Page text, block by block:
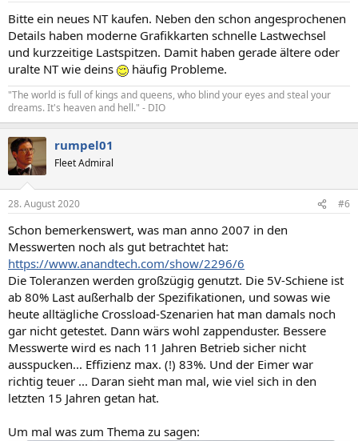
Bitte ein neues NT kaufen. Neben den schon angesprochenen
Details haben moderne Grafikkarten schnelle Lastwechsel
und kurzzeitige Lastspitzen. Damit haben gerade ältere oder
uralte NT wie deins
häufig Probleme.
"The world is full of kings and queens, who blind your eyes and steal your
dreams. It's heaven and hell." - DIO
rumpel01
Fleet Admiral
28. August 2020 #6
Schon bemerkenswert, was man anno 2007 in den
Messwerten noch als gut betrachtet hat:
https://www.anandtech.com/show/2296/6
Die Toleranzen werden großzügig genutzt. Die 5V-Schiene ist
ab 80% Last außerhalb der Spezifikationen, und sowas wie
heute alltägliche Crossload-Szenarien hat man damals noch
gar nicht getestet. Dann wärs wohl zappenduster. Bessere
Messwerte wird es nach 11 Jahren Betrieb sicher nicht
ausspucken... Effizienz max. (!) 83%. Und der Eimer war
richtig teuer ... Daran sieht man mal, wie viel sich in den
letzten 15 Jahren getan hat.
Um mal was zum Thema zu sagen: